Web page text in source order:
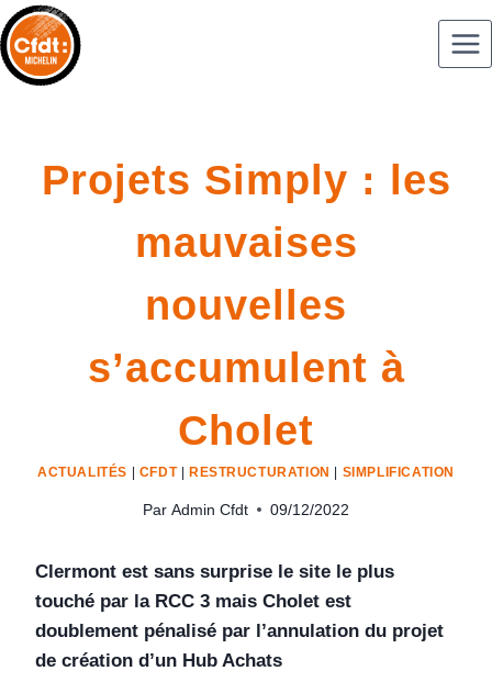
Projets Simply : les
mauvaises
nouvelles
s’accumulent à
Cholet
ACTUALITÉS CFDT| RESTRUCTURATION SIMPLIFICATION
Par Admin Cfdt 09/12/2022
Clermont est sans surprise le site le plus
touché par la RCC 3 mais Cholet est
doublement pénalisé par l’annulation du projet
de création d’un Hub Achats